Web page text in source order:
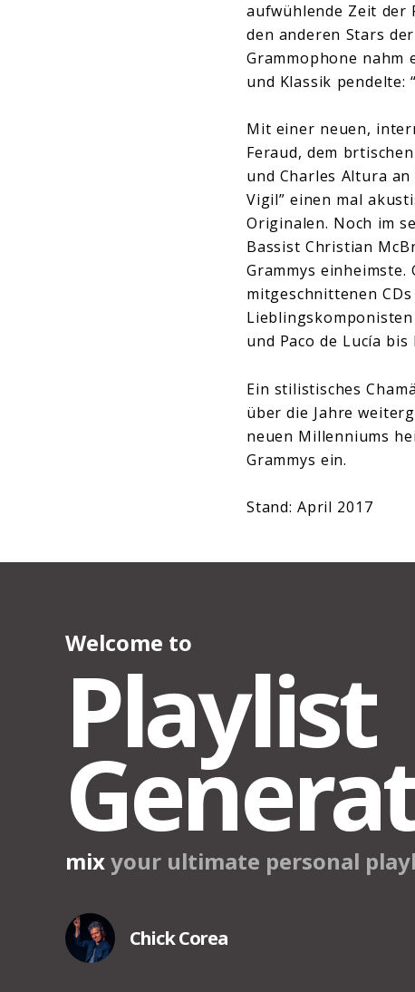
aufwühlende Zeit der
den anderen Stars der
Grammophone nahm
und Klassik pendelte:
Mit einer neuen,
Feraud, dem
und Charles Altura
Vigil” einen mal
Originalen. Noch im
Bassist Christian
Grammys
mitgeschnittenen
und Paco de Lucía
Ein stilistisches
über die Jahre
neuen Millenniums
Grammys ein.
Stand: April 2017